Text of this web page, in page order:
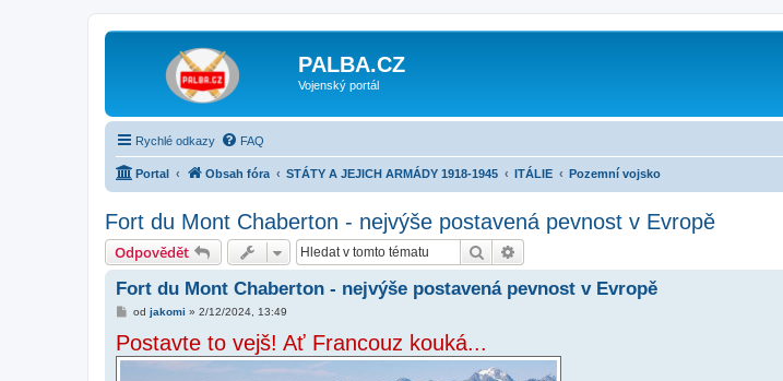
PALBA.CZ
Vojenský portál
Rychlé odkazy FAQ
Portal Obsah fóra STÁTY A JEJICH ARMÁDY 1918-1945 ITÁLIE Pozemní vojsko
Fort du Mont Chaberton - nejvýše postavená pevnost v Evropě
Odpovědět Hledat
Fort du Mont Chaberton - nejvýše postavená pevnost v Evropě
P
í
s
p
od jakomi » 2/12/2024, 13:49
Postavte to vejš! Ať Francouz kouká...